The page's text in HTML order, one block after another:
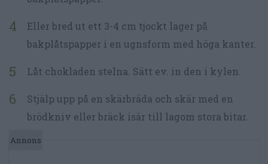
Eller bred ut ett 3-4 cm tjockt lager på
bakplåtspapper i en ugnsform med höga kanter.
Låt chokladen stelna. Sätt ev. in den i kylen.
Stjälp upp på en skärbräda och skär med en
brödkniv eller bräck isär till lagom stora bitar.